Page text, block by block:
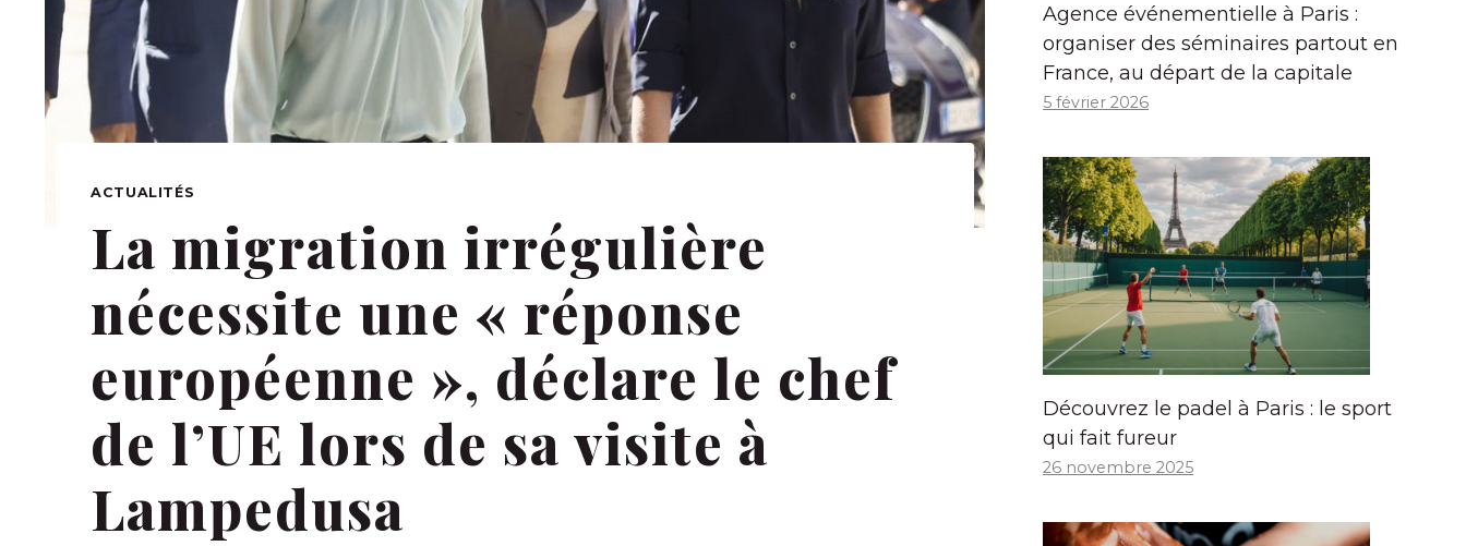
ACTUALITÉS
La migration irrégulière
nécessite une « réponse
européenne », déclare le chef
de l’UE lors de sa visite à
Lampedusa
Agence événementielle à Paris :
organiser des séminaires partout en
France, au départ de la capitale
5 février 2026
Découvrez le padel à Paris : le sport
qui fait fureur
26 novembre 2025